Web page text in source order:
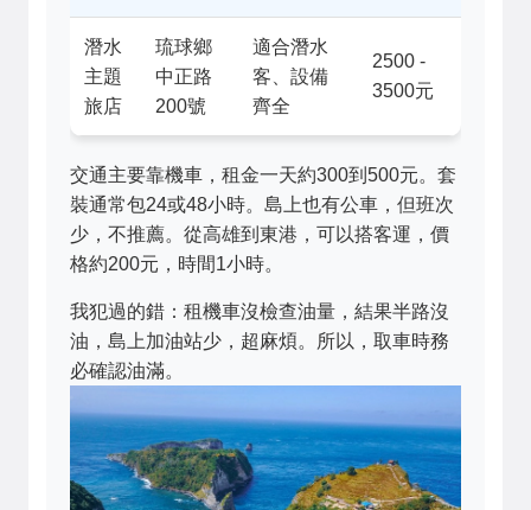
潛水
主題
旅店
琉球鄉
中正路
200號
適合潛水
客、設備
齊全
2500 -
3500元
交通主要靠機車，租金一天約300到500元。套
裝通常包24或48小時。島上也有公車，但班次
少，不推薦。從高雄到東港，可以搭客運，價
格約200元，時間1小時。
我犯過的錯：租機車沒檢查油量，結果半路沒
油，島上加油站少，超麻煩。所以，取車時務
必確認油滿。